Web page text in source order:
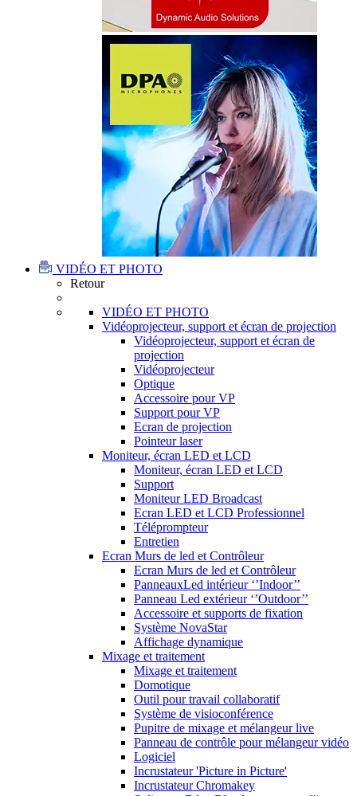
VIDÉO ET PHOTO
Retour
VIDÉO ET PHOTO
Vidéoprojecteur, support et écran de projection
Vidéoprojecteur, support et écran de
projection
Vidéoprojecteur
Optique
Accessoire pour VP
Support pour VP
Ecran de projection
Pointeur laser
Moniteur, écran LED et LCD
Moniteur, écran LED et LCD
Support
Moniteur LED Broadcast
Ecran LED et LCD Professionnel
Téléprompteur
Entretien
Ecran Murs de led et Contrôleur
Ecran Murs de led et Contrôleur
PanneauxLed intérieur ‘’Indoor’’
Panneau Led extérieur ‘’Outdoor’’
Accessoire et supports de fixation
Système NovaStar
Affichage dynamique
Mixage et traitement
Mixage et traitement
Domotique
Outil pour travail collaboratif
Système de visioconférence
Pupitre de mixage et mélangeur live
Panneau de contrôle pour mélangeur vidéo
Logiciel
Incrustateur 'Picture in Picture'
Incrustateur Chromakey